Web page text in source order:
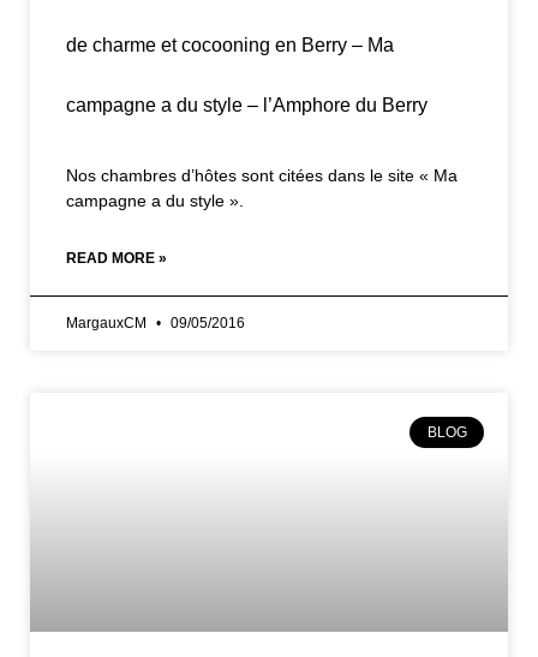
de charme et cocooning en Berry – Ma
campagne a du style – l’Amphore du Berry
Nos chambres d’hôtes sont citées dans le site « Ma
campagne a du style ».
READ MORE »
MargauxCM 09/05/2016
BLOG